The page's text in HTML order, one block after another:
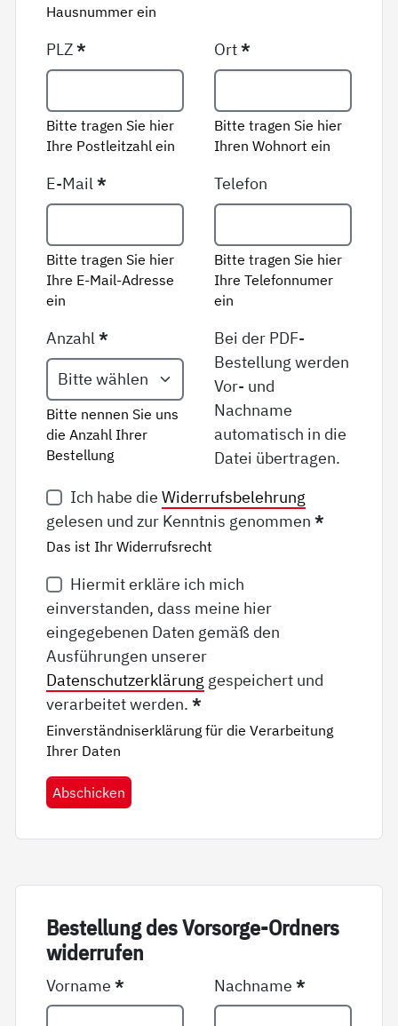
Hausnummer ein
PLZ*
Bitte tragen Sie hier
Ihre Postleitzahl ein
Ort*
Bitte tragen Sie hier
Ihren Wohnort ein
E-Mail*
Bitte tragen Sie hier
Ihre E-Mail-Adresse
ein
Telefon
Bitte tragen Sie hier
Ihre Telefonnumer
ein
Anzahl*
Bitte nennen Sie uns
die Anzahl Ihrer
Bestellung
Bei der PDF-
Bestellung werden
Vor- und
Nachname
automatisch in die
Datei übertragen.
Ich habe die Widerrufsbelehrung
gelesen und zur Kenntnis genommen*
Das ist Ihr Widerrufsrecht
Hiermit erkläre ich mich
einverstanden, dass meine hier
eingegebenen Daten gemäß den
Ausführungen unserer
Datenschutzerklärung gespeichert und
verarbeitet werden.*
Einverständniserklärung für die Verarbeitung
Ihrer Daten
Abschicken
Be­stel­lung des Vor­sor­ge-Ord­ners
wi­der­ru­fen
Vorname* Nachname*